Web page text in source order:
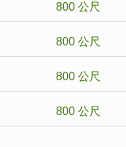
800 公尺
800 公尺
800 公尺
800 公尺